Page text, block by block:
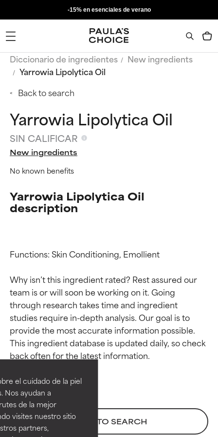
el cuidado de la piel
Nos ayudan a
de la mejor
visites nuestro sitio
partners,
-15% en esenciales de verano
Diccionario de ingredientes
New ingredients
Yarrowia Lipolytica Oil
Back to search
Yarrowia Lipolytica Oil
SIN CALIFICAR
New ingredients
No known benefits
Yarrowia Lipolytica Oil
description
Functions: Skin Conditioning, Emollient
Why isn’t this ingredient rated? Rest assured our
team is or will soon be working on it. Going
through research takes time and ingredient
studies require in-depth analysis. Our goal is to
provide the most accurate information possible.
This ingredient database is updated daily, so check
BACK TO SEARCH
Calificaciones de
ingredientes
EXCELENTE
Ingrediente sobresaliente con
beneficios reales para la piel. Su
eficacia está demostrada y
respaldada por estudios
Calificaciones de
ingredientes
EXCELENTE
Ingrediente sobresaliente con
beneficios reales para la piel. Su
eficacia está demostrada y
respaldada por estudios